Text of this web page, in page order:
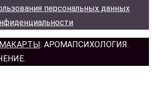
персональных данных
. АРОМАПСИХОЛОГИЯ.